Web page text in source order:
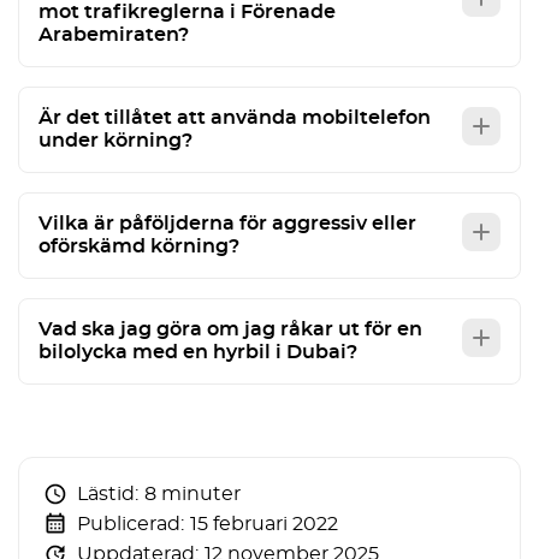
mot trafikreglerna i Förenade
Arabemiraten?
Är det tillåtet att använda mobiltelefon
under körning?
Vilka är påföljderna för aggressiv eller
oförskämd körning?
Vad ska jag göra om jag råkar ut för en
bilolycka med en hyrbil i Dubai?
Lästid: 8 minuter
Publicerad: 15 februari 2022
Uppdaterad: 12 november 2025